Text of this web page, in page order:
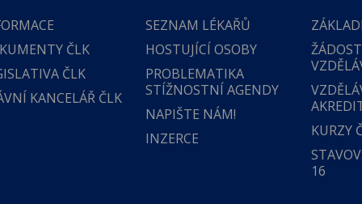
ČLK
ČLK
KANCELÁŘ ČLK
SEZNAM LÉKAŘŮ
HOSTUJÍCÍ OSOBY
PROBLEMATIKA
STÍŽNOSTNÍ AGENDY
NAPIŠTE NÁM!
INZERCE
KURZY
16